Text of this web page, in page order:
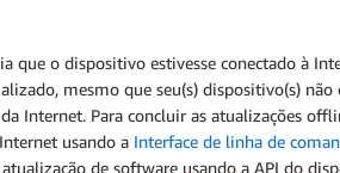
que o dispositivo estivesse conectado à
mesmo que seu(s) dispositivo(s) não
Internet. Para concluir as atualizações
usando a Interface de linha de
de software usando a API do